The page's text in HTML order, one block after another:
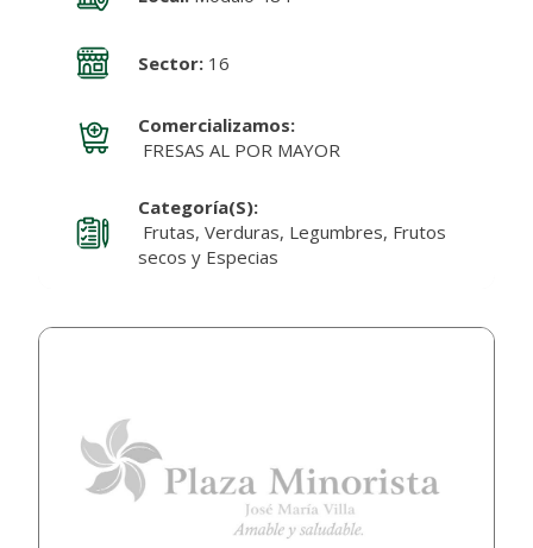
Sector:16
Comercializamos:
FRESAS AL POR MAYOR
Categoría(s):
Frutas, Verduras, Legumbres, Frutos
secos y Especias